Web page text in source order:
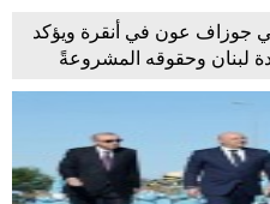
فيديو
سيارات
جوزاف عون في أنقرة ويؤكد
لبنان وحقوقه المشروعةً